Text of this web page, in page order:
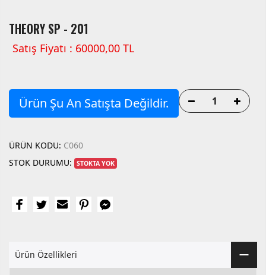
THEORY SP - 201
Satış Fiyatı : 60000,00 TL
Ürün Şu An Satışta Değildir.
ÜRÜN KODU: C060
STOK DURUMU:
STOKTA YOK
Ürün Özellikleri